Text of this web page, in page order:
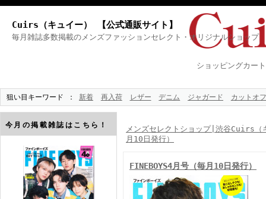
Cuirs（キュイー） 【公式通販サイト】
毎月雑誌多数掲載のメンズファッションセレクト・オリジナルショップ
ショッピングカート
狙い目キーワード 新着 再入荷 レザー デニム ジャガード カットオフ
今月の掲載雑誌はこちら！
メンズセレクトショップ|渋谷Cuirs（
月10日発行）
FINEBOYS4月号（毎月10日発行）